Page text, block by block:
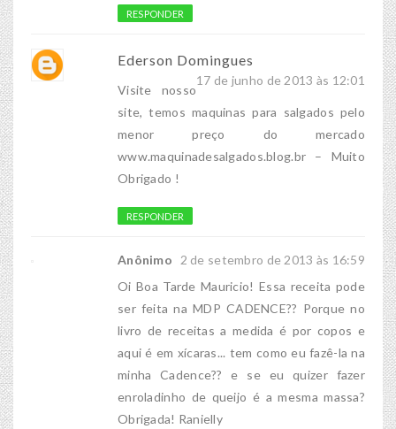
RESPONDER
Ederson Domingues
17 de junho de 2013 às 12:01
Visite nosso
site, temos maquinas para salgados pelo
menor preço do mercado
www.maquinadesalgados.blog.br – Muito
Obrigado !
RESPONDER
Anônimo
2 de setembro de 2013 às 16:59
Oi Boa Tarde Mauricio! Essa receita pode
ser feita na MDP CADENCE?? Porque no
livro de receitas a medida é por copos e
aqui é em xícaras... tem como eu fazê-la na
minha Cadence?? e se eu quizer fazer
enroladinho de queijo é a mesma massa?
Obrigada! Ranielly